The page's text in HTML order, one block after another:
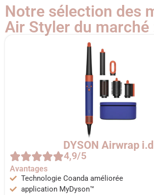
Notre sélection des
Air Styler du marché
DYSON Airwrap
4,9/5
Avantages
Technologie Coanda améliorée
application MyDyson™